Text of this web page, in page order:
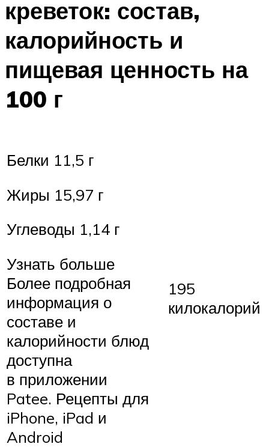
креветок: состав,
калорийность и
пищевая ценность на
100 г
Белки 11,5 г
Жиры 15,97 г
Углеводы 1,14 г
Узнать больше
Более подробная
информация о
составе и
калорийности блюд
доступна
в приложении
Patee. Рецепты для
iPhone, iPad и
Android
195
килокалорий